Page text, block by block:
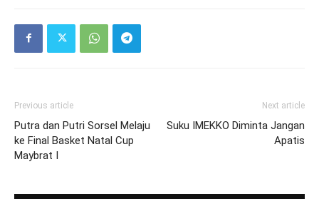
Previous article
Putra dan Putri Sorsel Melaju
ke Final Basket Natal Cup
Maybrat I
Next article
Suku IMEKKO Diminta Jangan
Apatis